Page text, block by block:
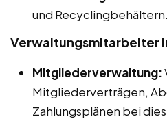
und Recyclingbehältern.
Verwaltungsmitarbeiter
Mitgliederverwaltung:
Mitgliederverträgen,
Zahlungsplänen bei